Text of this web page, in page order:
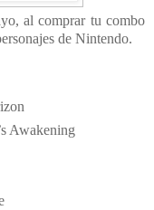
al comprar tu combo
de Nintendo.
Awakening